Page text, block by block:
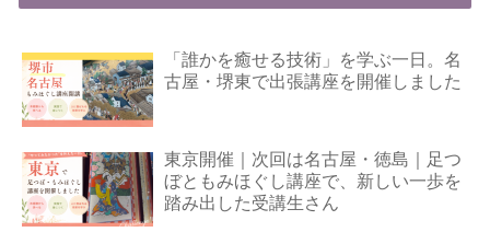
「誰かを癒せる技術」を学ぶ一日。名
古屋・堺東で出張講座を開催しました
東京開催｜次回は名古屋・徳島｜足つ
ぼともみほぐし講座で、新しい一歩を
踏み出した受講生さん